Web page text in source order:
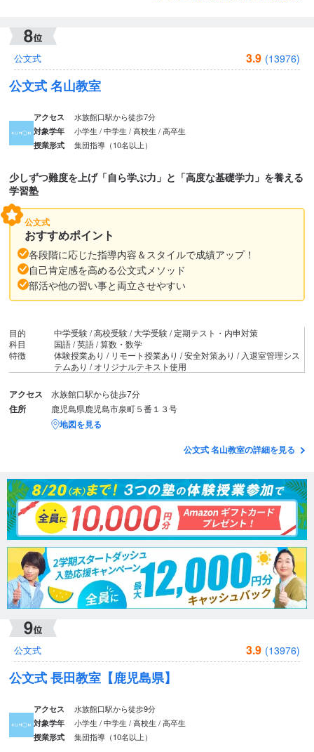
公文式 3.9 (13976)
公文式 名山教室
アクセス 水族館口駅から徒歩7分
対象学年 小学生 / 中学生 / 高校生 / 高卒生
授業形式 集団指導（10名以上）
少しずつ難度を上げ「自ら学ぶ力」と「高度な基礎学力」を養える
学習塾
公文式
おすすめポイント
各段階に応じた指導内容＆スタイルで成績アップ！
自己肯定感を高める公文式メソッド
部活や他の習い事と両立させやすい
目的
中学受験 / 高校受験 / 大学受験 / 定期テスト・内申対策
科目
国語 / 英語 / 算数・数学
特徴
体験授業あり / リモート授業あり / 安全対策あり / 入退室管理シス
テムあり / オリジナルテキスト使用
アクセス 水族館口駅から徒歩7分
住所 鹿児島県鹿児島市泉町５番１３号
地図を見る
公文式 名山教室の詳細を見る
公文式 3.9 (13976)
公文式 長田教室【鹿児島県】
アクセス 水族館口駅から徒歩9分
対象学年 小学生 / 中学生 / 高校生 / 高卒生
授業形式 集団指導（10名以上）